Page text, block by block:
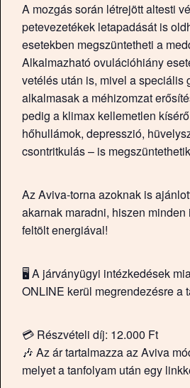
A mozgás során létrejött altesti
petevezetékek letapadását is
esetekben megszüntetheti a
Alkalmazható ovulációhiány
vetélés után is, mivel a speciális
alkalmasak a méhizomzat
pedig a klimax kellemetlen
hőhullámok, depresszió,
csontritkulás – is
Az Aviva-torna azoknak is
akarnak maradni, hiszen
feltölt energiával!
🖥️ A járványügyi intézkedések
ONLINE kerül megrendezésre a
💳 Részvételi díj: 12.000 Ft
🎶 Az ár tartalmazza az Aviva
melyet a tanfolyam után egy